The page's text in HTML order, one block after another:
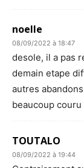
noelle
08/09/2022 à 18:47
desole, il a pas
demain etape
autres
beaucoup
TOUTALO
08/09/2022 à 19:44